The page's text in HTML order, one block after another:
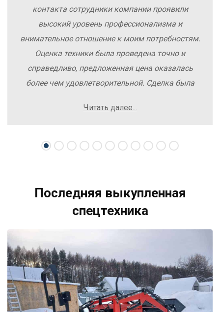
контакта сотрудники компании проявили
высокий уровень профессионализма и
внимательное отношение к моим потребностям.
Оценка техники была проведена точно и
справедливо, предложенная цена оказалась
более чем удовлетворительной. Сделка была
осложнений. Рекомендую компанию Excavator
свою спецтехнику.
Читать далее...
Последняя выкупленная
спецтехника